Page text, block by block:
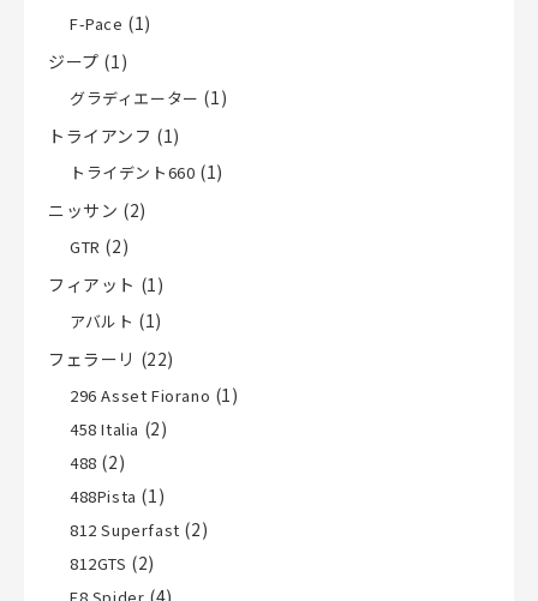
F-Pace (1)
ジープ (1)
グラディエーター (1)
トライアンフ (1)
トライデント660 (1)
ニッサン (2)
GTR (2)
フィアット (1)
アバルト (1)
フェラーリ (22)
296 Asset Fiorano (1)
458 Italia (2)
488 (2)
488Pista (1)
812 Superfast (2)
812GTS (2)
F8 Spider (4)